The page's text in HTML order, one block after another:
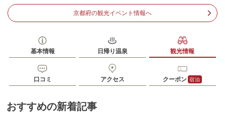
※ 掲載情報は変更になる場合があります。最新の内容はご利用前にご自身でお
※ 料金情報は税込・税抜表記が混ざっております。正しい金額はご利用前にご
京都府の観光イベント情報へ
基本情報 日帰り温泉 観光情報
口コミ アクセス クーポン 宿泊
おすすめの新着記事